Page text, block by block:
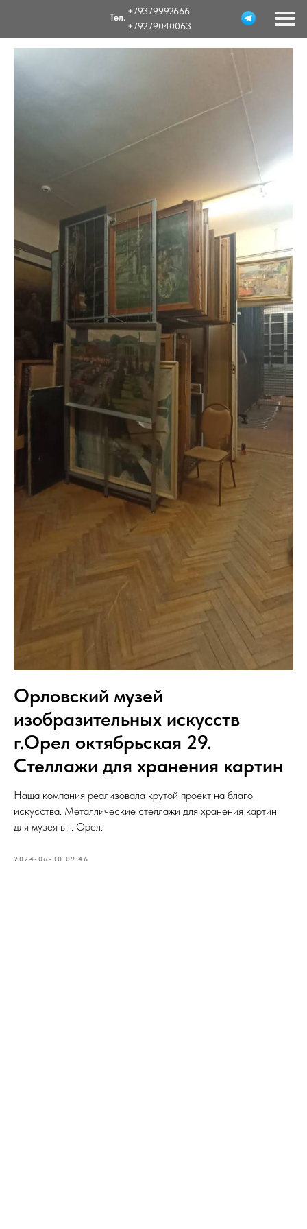
Vagon63
+79279040063
+79379992666
Самара,
Мебель в стиле Loft
Орловский музей
изобразительных искусств
г.Орел октябрьская 29.
Стеллажи для хранения картин
Наша компания реализовала крутой проект на благо
искусства. Металлические стеллажи для хранения картин
для музея в г. Орел.
2024-06-30 09:46